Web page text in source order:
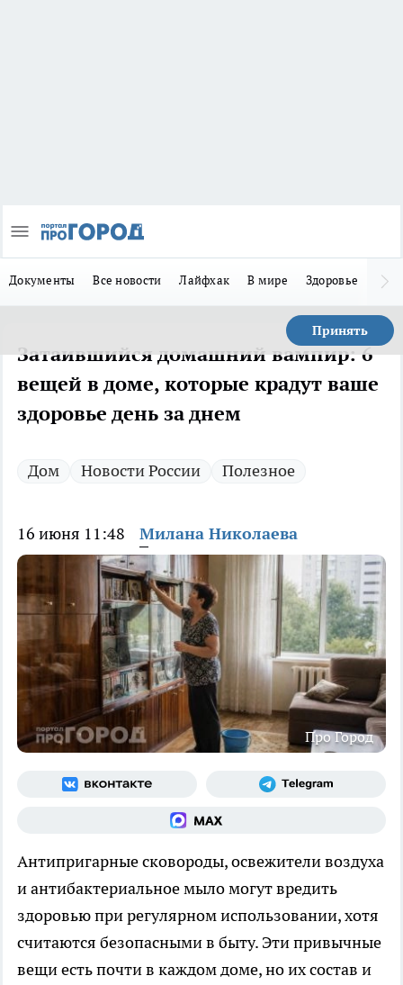
Документы Все новости Лайфхак В мире Здоровье
Принять
Затаившийся домашний вампир: 6
вещей в доме, которые крадут ваше
здоровье день за днем
Дом Новости России Полезное
16 июня 11:48 Милана Николаева
Про Город
Антипригарные сковороды, освежители воздуха
и антибактериальное мыло могут вредить
здоровью при регулярном использовании, хотя
считаются безопасными в быту. Эти привычные
вещи есть почти в каждом доме, но их состав и